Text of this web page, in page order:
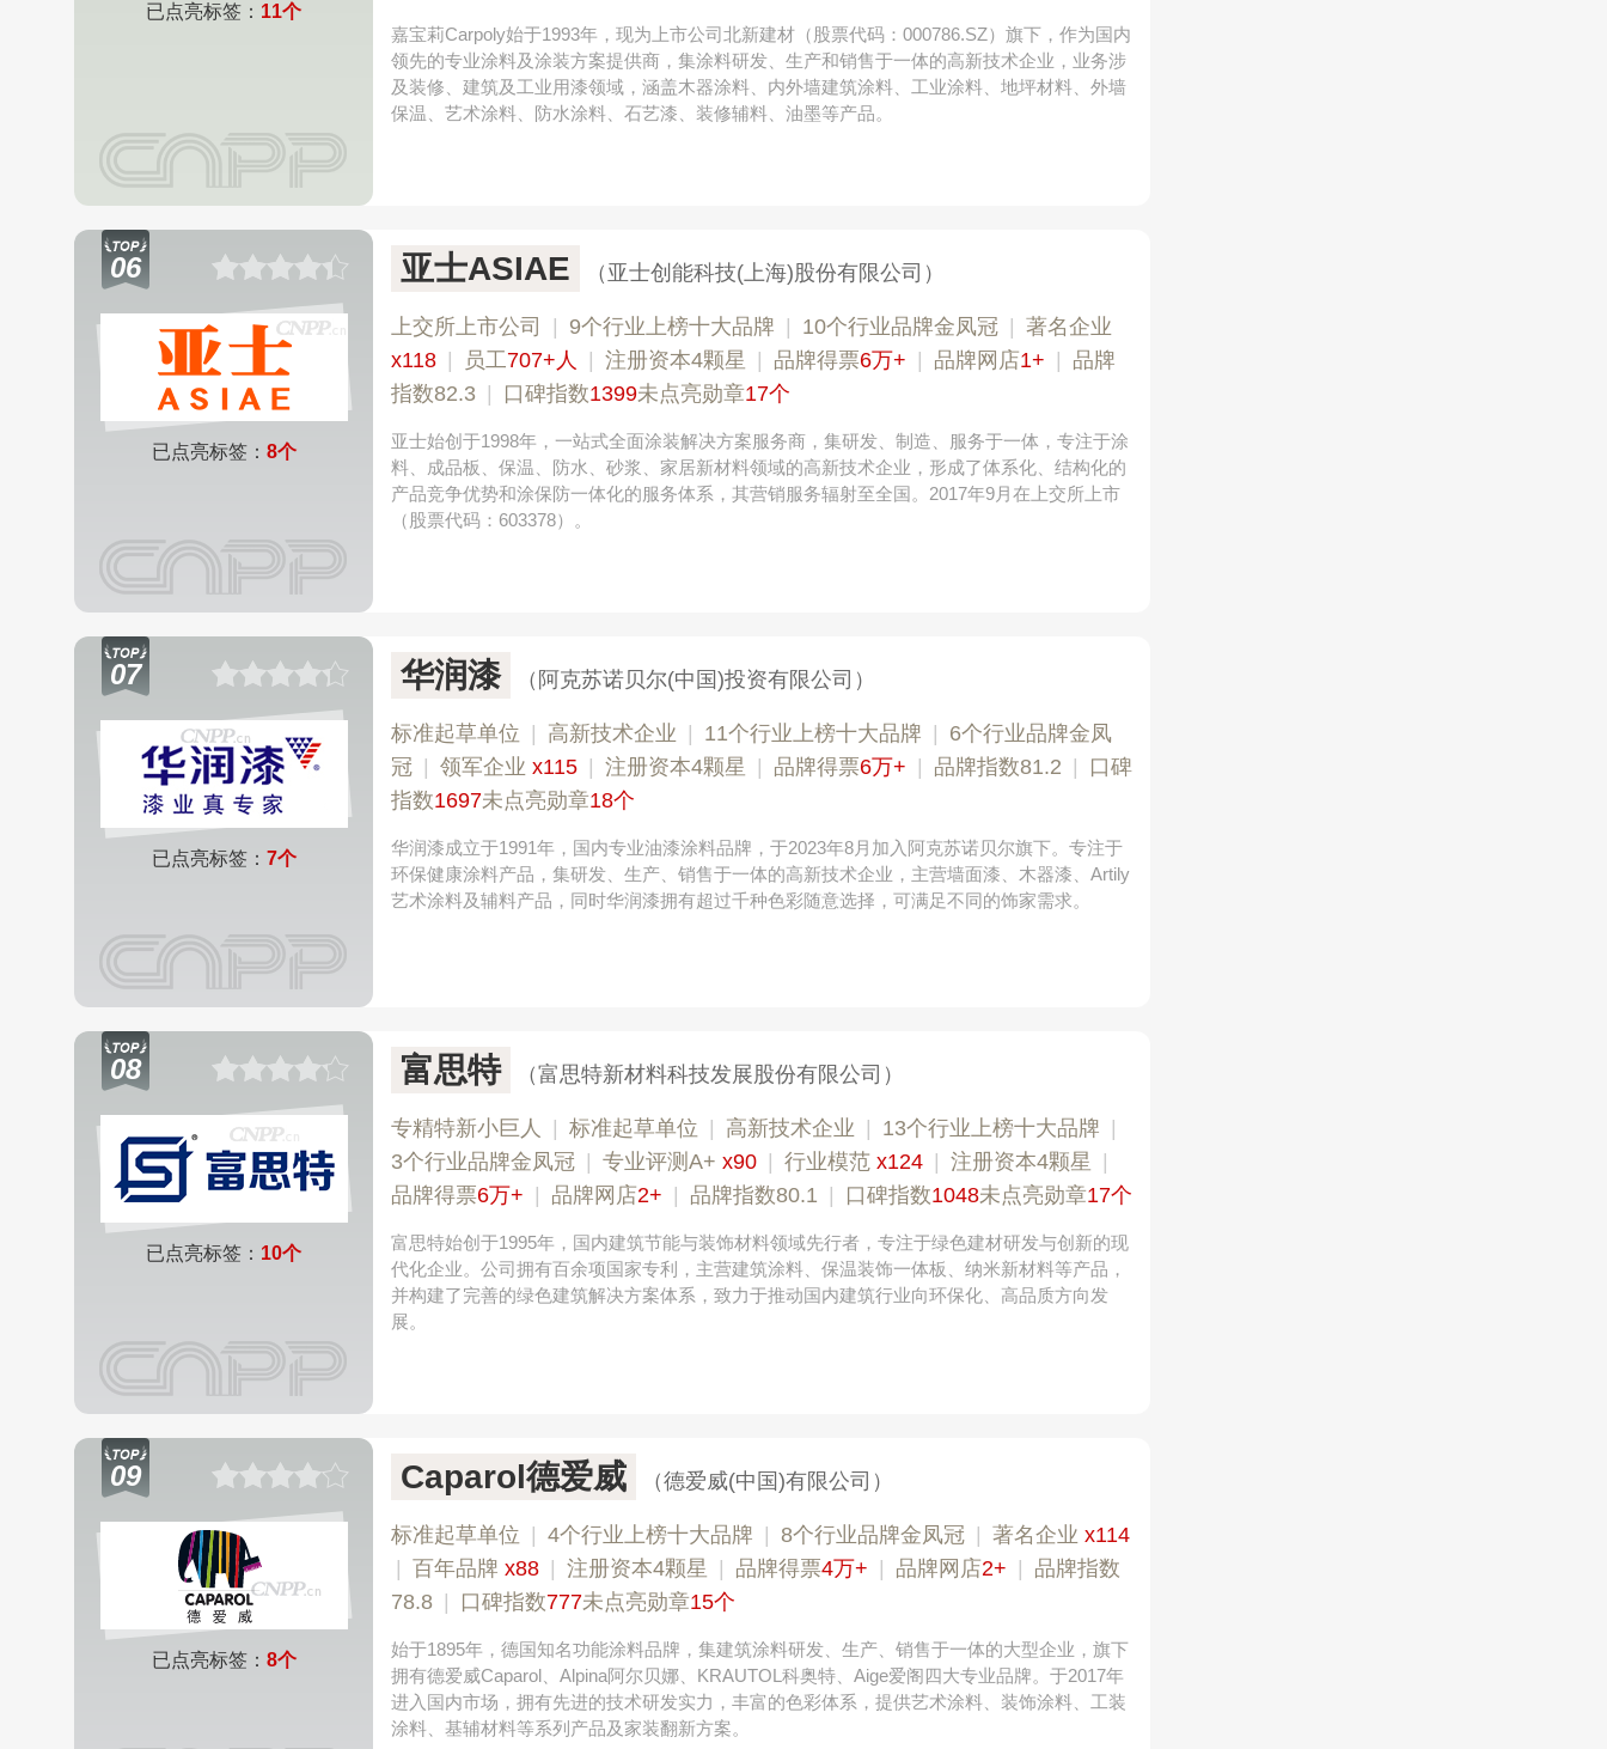
已点亮标签： 11个
嘉宝莉Carpoly始于1993年，现为上市公司北新建材（股票代码：000786.SZ）旗下，作为国内
领先的专业涂料及涂装方案提供商，集涂料研发、生产和销售于一体的高新技术企业，业务涉
及装修、建筑及工业用漆领域，涵盖木器涂料、内外墙建筑涂料、工业涂料、地坪材料、外墙
保温、艺术涂料、防水涂料、石艺漆、装修辅料、油墨等产品。
06
已点亮标签： 8个
亚士ASIAE （亚士创能科技(上海)股份有限公司）
上交所上市公司 9个行业上榜十大品牌 10个行业品牌金凤冠
著名企业
x118
员工707+人 注册资本4颗星 品牌得票6万+ 品牌网店1+
品牌
指数82.3
口碑指数1399未点亮勋章17个
亚士始创于1998年，一站式全面涂装解决方案服务商，集研发、制造、服务于一体，专注于涂
料、成品板、保温、防水、砂浆、家居新材料领域的高新技术企业，形成了体系化、结构化的
产品竞争优势和涂保防一体化的服务体系，其营销服务辐射至全国。2017年9月在上交所上市
（股票代码：603378）。
07
已点亮标签： 7个
华润漆 （阿克苏诺贝尔(中国)投资有限公司）
标准起草单位 高新技术企业 11个行业上榜十大品牌
6个行业品牌金凤
冠
领军企业 x115 注册资本4颗星 品牌得票6万+ 品牌指数81.2
口碑
指数1697未点亮勋章18个
华润漆成立于1991年，国内专业油漆涂料品牌，于2023年8月加入阿克苏诺贝尔旗下。专注于
环保健康涂料产品，集研发、生产、销售于一体的高新技术企业，主营墙面漆、木器漆、Artily
艺术涂料及辅料产品，同时华润漆拥有超过千种色彩随意选择，可满足不同的饰家需求。
08
已点亮标签： 10个
富思特 （富思特新材料科技发展股份有限公司）
专精特新小巨人 标准起草单位 高新技术企业 13个行业上榜十大品牌
3个行业品牌金凤冠
专业评测A+ x90 行业模范 x124 注册资本4颗星
品牌得票6万+ 品牌网店2+ 品牌指数80.1 口碑指数1048未点亮勋章17个
富思特始创于1995年，国内建筑节能与装饰材料领域先行者，专注于绿色建材研发与创新的现
代化企业。公司拥有百余项国家专利，主营建筑涂料、保温装饰一体板、纳米新材料等产品，
并构建了完善的绿色建筑解决方案体系，致力于推动国内建筑行业向环保化、高品质方向发
展。
09
已点亮标签： 8个
Caparol德爱威 （德爱威(中国)有限公司）
标准起草单位 4个行业上榜十大品牌 8个行业品牌金凤冠 著名企业 x114
百年品牌 x88 注册资本4颗星 品牌得票4万+ 品牌网店2+
品牌指数
78.8
口碑指数777未点亮勋章15个
始于1895年，德国知名功能涂料品牌，集建筑涂料研发、生产、销售于一体的大型企业，旗下
拥有德爱威Caparol、Alpina阿尔贝娜、KRAUTOL科奥特、Aige爱阁四大专业品牌。于2017年
进入国内市场，拥有先进的技术研发实力，丰富的色彩体系，提供艺术涂料、装饰涂料、工装
涂料、基辅材料等系列产品及家装翻新方案。